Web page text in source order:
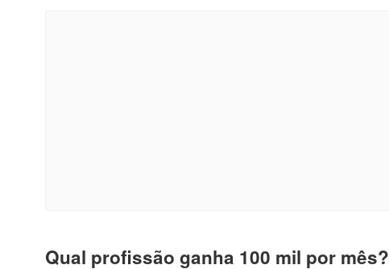
Qual profissão ganha 100 mil por mês?